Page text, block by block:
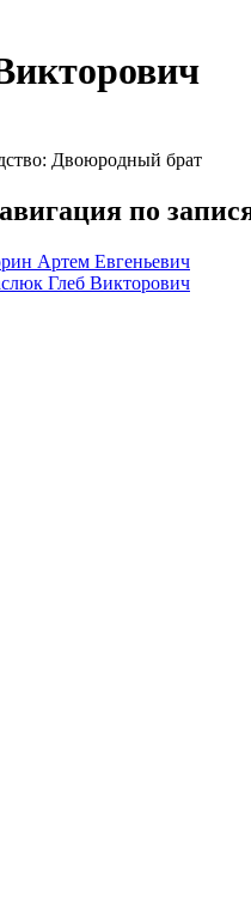
Двоюродный брат
по
Артем Евгеньевич
Глеб Викторович